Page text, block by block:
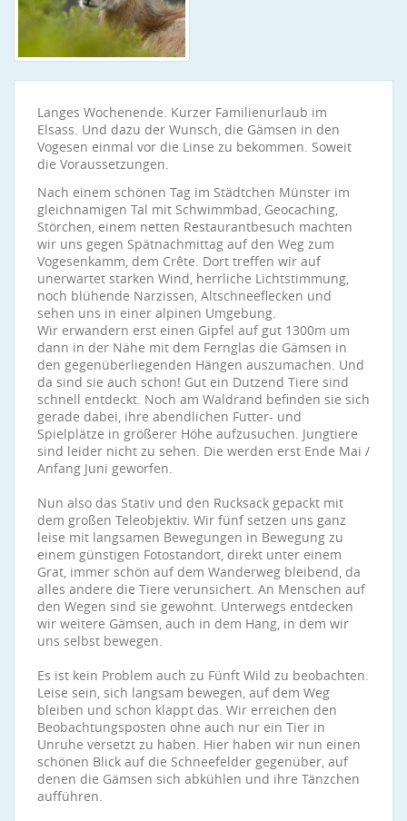
Langes Wochenende. Kurzer Familienurlaub im
Elsass. Und dazu der Wunsch, die Gämsen in den
Vogesen einmal vor die Linse zu bekommen. Soweit
die Voraussetzungen.
Nach einem schönen Tag im Städtchen Münster im
gleichnamigen Tal mit Schwimmbad, Geocaching,
Störchen, einem netten Restaurantbesuch machten
wir uns gegen Spätnachmittag auf den Weg zum
Vogesenkamm, dem Crête. Dort treffen wir auf
unerwartet starken Wind, herrliche Lichtstimmung,
noch blühende Narzissen, Altschneeflecken und
sehen uns in einer alpinen Umgebung.
Wir erwandern erst einen Gipfel auf gut 1300m um
dann in der Nähe mit dem Fernglas die Gämsen in
den gegenüberliegenden Hängen auszumachen. Und
da sind sie auch schon! Gut ein Dutzend Tiere sind
schnell entdeckt. Noch am Waldrand befinden sie sich
gerade dabei, ihre abendlichen Futter- und
Spielplätze in größerer Höhe aufzusuchen. Jungtiere
sind leider nicht zu sehen. Die werden erst Ende Mai /
Anfang Juni geworfen.
Nun also das Stativ und den Rucksack gepackt mit
dem großen Teleobjektiv. Wir fünf setzen uns ganz
leise mit langsamen Bewegungen in Bewegung zu
einem günstigen Fotostandort, direkt unter einem
Grat, immer schön auf dem Wanderweg bleibend, da
alles andere die Tiere verunsichert. An Menschen auf
den Wegen sind sie gewohnt. Unterwegs entdecken
wir weitere Gämsen, auch in dem Hang, in dem wir
uns selbst bewegen.
Es ist kein Problem auch zu Fünft Wild zu beobachten.
Leise sein, sich langsam bewegen, auf dem Weg
bleiben und schon klappt das. Wir erreichen den
Beobachtungsposten ohne auch nur ein Tier in
Unruhe versetzt zu haben. Hier haben wir nun einen
schönen Blick auf die Schneefelder gegenüber, auf
denen die Gämsen sich abkühlen und ihre Tänzchen
aufführen.